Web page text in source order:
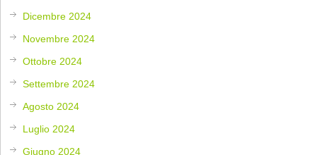
Dicembre 2024
Novembre 2024
Ottobre 2024
Settembre 2024
Agosto 2024
Luglio 2024
Giugno 2024